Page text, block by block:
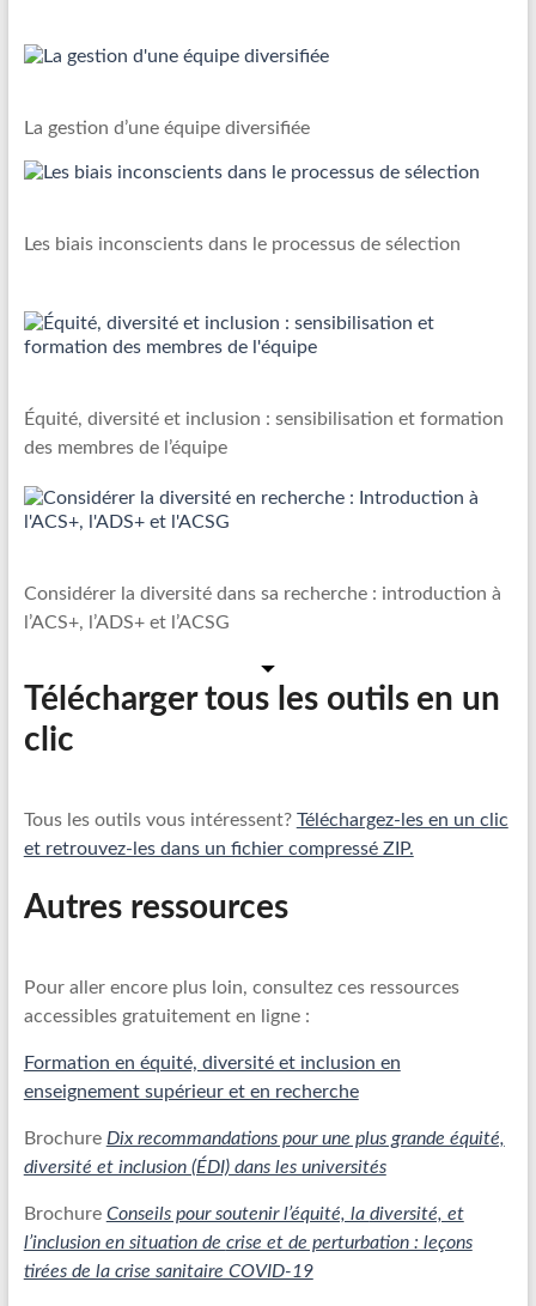
La gestion d’une équipe diversifiée
Les biais inconscients dans le processus de sélection
Équité, diversité et inclusion : sensibilisation et formation
des membres de l’équipe
Considérer la diversité dans sa recherche : introduction à
l’ACS+, l’ADS+ et l’ACSG
Télécharger tous les outils en un
clic
Tous les outils vous intéressent? Téléchargez-les en un clic
et retrouvez-les dans un fichier compressé ZIP.
Autres ressources
Pour aller encore plus loin, consultez ces ressources
accessibles gratuitement en ligne :
Formation en équité, diversité et inclusion en
enseignement supérieur et en recherche
Brochure Dix recommandations pour une plus grande équité,
diversité et inclusion (ÉDI) dans les universités
Brochure Conseils pour soutenir l’équité, la diversité, et
l’inclusion en situation de crise et de perturbation : leçons
tirées de la crise sanitaire COVID-19